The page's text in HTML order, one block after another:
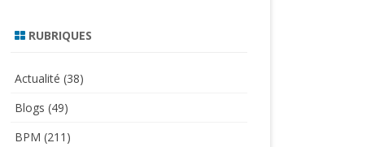
RUBRIQUES
Actualité (38)
Blogs (49)
BPM (211)